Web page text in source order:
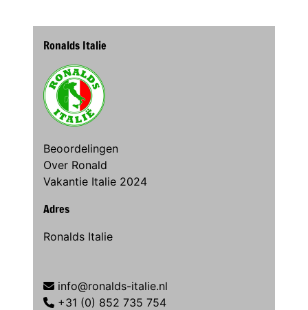
Ronalds Italie
Beoordelingen
Over Ronald
Vakantie Italie 2024
Adres
Ronalds Italie
info@ronalds-italie.nl
+31 (0) 852 735 754